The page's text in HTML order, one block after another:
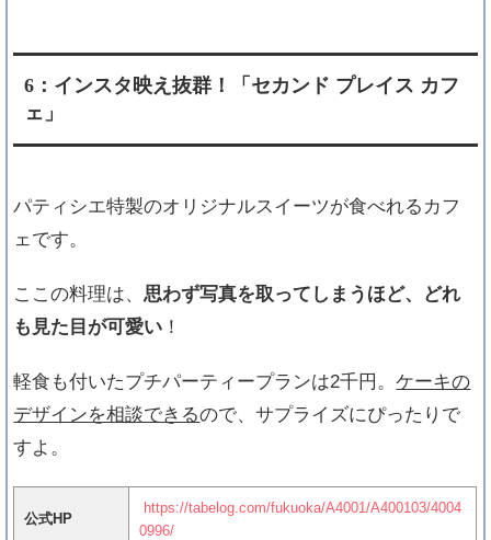
6：インスタ映え抜群！「セカンド プレイス カフ
ェ」
パティシエ特製のオリジナルスイーツが食べれるカフ
ェです。
ここの料理は、思わず写真を取ってしまうほど、どれ
も見た目が可愛い ！
軽食も付いたプチパーティープランは2千円。ケーキの
デザインを相談できるので、サプライズにぴったりで
すよ。
公式HP
https://tabelog.com/fukuoka/A4001/A400103/4004
0996/